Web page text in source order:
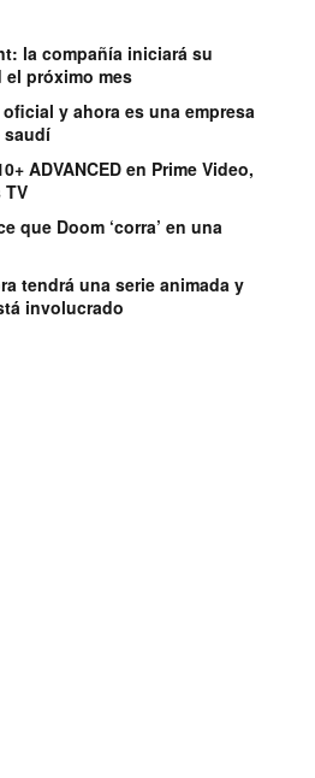
la compañía iniciará su
próximo mes
y ahora es una empresa
saudí
ADVANCED en Prime Video,
que Doom ‘corra’ en una
tendrá una serie animada y
involucrado